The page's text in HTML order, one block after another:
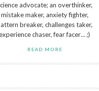
advocate; an overthinker,
mistake maker, anxiety fighter,
breaker, challenges taker,
chaser, fear facer… ;)
READ MORE